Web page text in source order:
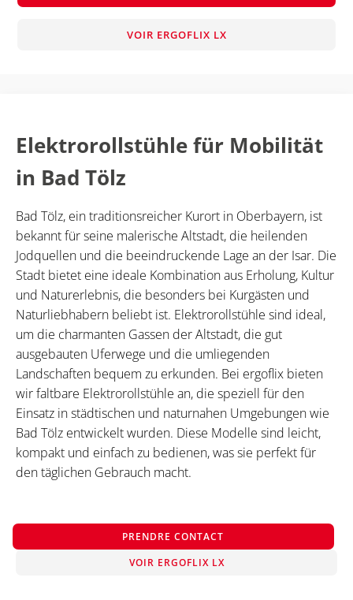
VOIR ERGOFLIX LX
Elektrorollstühle für Mobilität
in Bad Tölz
Bad Tölz, ein traditionsreicher Kurort in Oberbayern, ist
bekannt für seine malerische Altstadt, die heilenden
Jodquellen und die beeindruckende Lage an der Isar. Die
Stadt bietet eine ideale Kombination aus Erholung, Kultur
und Naturerlebnis, die besonders bei Kurgästen und
Naturliebhabern beliebt ist. Elektrorollstühle sind ideal,
um die charmanten Gassen der Altstadt, die gut
ausgebauten Uferwege und die umliegenden
Landschaften bequem zu erkunden. Bei ergoflix bieten
wir faltbare Elektrorollstühle an, die speziell für den
Einsatz in städtischen und naturnahen Umgebungen wie
Bad Tölz entwickelt wurden. Diese Modelle sind leicht,
kompakt und einfach zu bedienen, was sie perfekt für
den täglichen Gebrauch macht.
PRENDRE CONTACT
VOIR ERGOFLIX LX